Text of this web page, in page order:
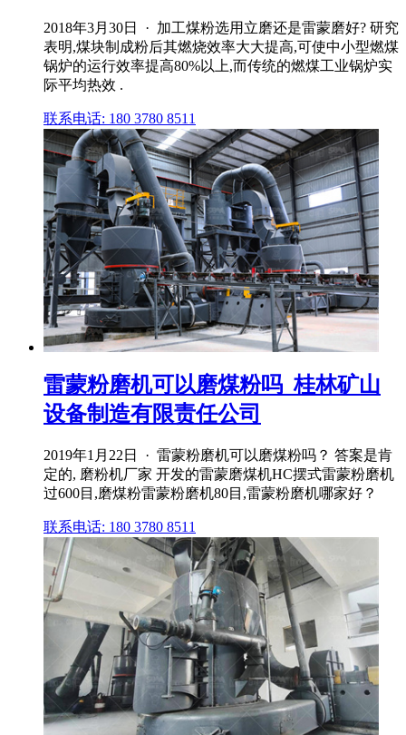
2018年3月30日 · 加工煤粉选用立磨还是雷蒙磨好? 研究
表明,煤块制成粉后其燃烧效率大大提高,可使中小型燃煤
锅炉的运行效率提高80%以上,而传统的燃煤工业锅炉实
际平均热效 .
联系电话: 180 3780 8511
雷蒙粉磨机可以磨煤粉吗_桂林矿山
设备制造有限责任公司
2019年1月22日 · 雷蒙粉磨机可以磨煤粉吗？ 答案是肯
定的, 磨粉机厂家 开发的雷蒙磨煤机HC摆式雷蒙粉磨机
过600目,磨煤粉雷蒙粉磨机80目,雷蒙粉磨机哪家好？
联系电话: 180 3780 8511